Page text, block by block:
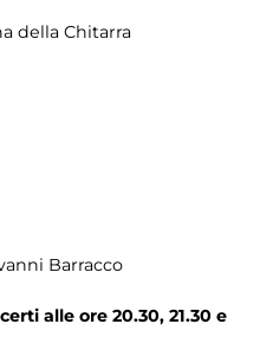
della Chitarra
Barracco
alle ore 20.30, 21.30 e